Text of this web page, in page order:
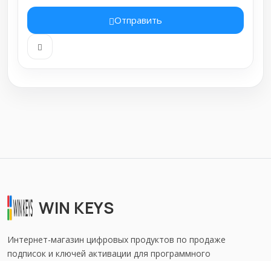
Отправить
WIN KEYS
Интернет-магазин цифровых продуктов по продаже
подписок и ключей активации для программного